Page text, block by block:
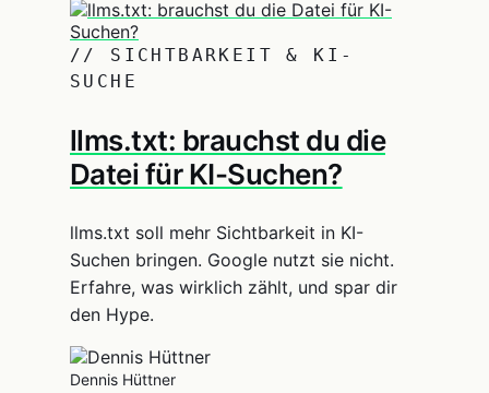
// SICHTBARKEIT & KI-
SUCHE
llms.txt: brauchst du die
Datei für KI-Suchen?
llms.txt soll mehr Sichtbarkeit in KI-
Suchen bringen. Google nutzt sie nicht.
Erfahre, was wirklich zählt, und spar dir
den Hype.
Dennis Hüttner